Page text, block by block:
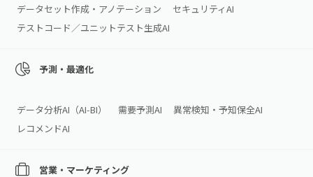
データセット作成・アノテーション
セキュリティAI
テストコード／ユニットテスト生成AI
予測・最適化
データ分析AI（AI‑BI） 需要予測AI
異常検知・予知保全AI
レコメンドAI
営業・マーケティング